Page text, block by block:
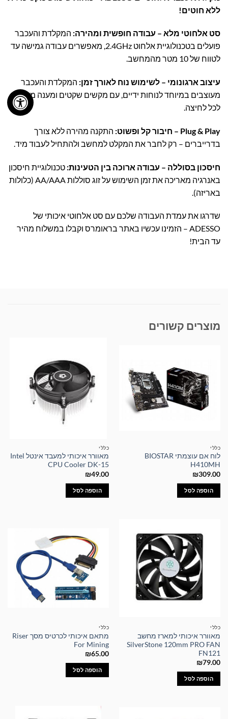
ללא חוטים!
סט אלחוטי מלא – עבודה חופשית ומהירה: המקלדת והעכבר
פועלים בטכנולוגיית אלחוט 2.4GHz, מאפשרים עבודה גמישה עד
לטווח של 10 מטר מהמחשב.
עיצוב ארגונומי – לשימוש נוח לאורך זמן: המקלדת והעכבר
מעוצבים במיוחד לנוחות ידיים, עם מקשים שקטים ומענה מהיר
לכל לחיצה.
Plug & Play – חיבור קל ופשוט:
התקנה מהירה ללא צורך
בדרייברים – רק לחבר את המקלט למחשב ולהתחיל לעבוד מיד.
חיסכון בסוללה – עבודה ארוכה בין הטעינות: טכנולוגיית חיסכון
באנרגיה מאריכה את זמן השימוש על זוג סוללות AA/AAA (כלולות
באריזה).
שדרגו את עמדת העבודה שלכם עם סט אלחוטי איכותי של
ADESSO – הזמינו עכשיו באתר בראומרס וקבלו במשלוח מהיר
עד הבית!
מוצרים קשורים
כללי
לוח אם עוצמתי BIOSTAR
H410MH
₪309.00
הוספה לסל
כללי
מאוורר איכותי למעבד אינטל Intel
CPU Cooler DK-15
₪49.00
הוספה לסל
כללי
מאוורר איכותי למארז מחשב
SilverStone 120mm PRO FAN
FN121
₪79.00
הוספה לסל
כללי
מתאם איכותי לכרטיס מסך Riser
For Mining
₪65.00
הוספה לסל